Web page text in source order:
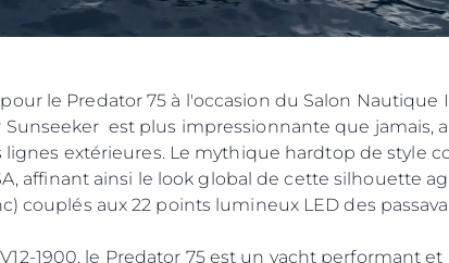
le Predator 75 à l'occasion du Salon Nautique
est plus impressionnante que jamais,
extérieures. Le mythique hardtop de style
affinant ainsi le look global de cette silhouette
couplés aux 22 points lumineux LED des
1900, le Predator 75 est un yacht performant